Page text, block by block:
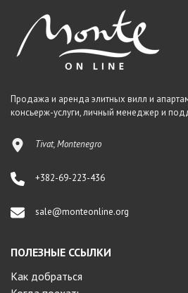
Продажа и аренда элитных вилл и
консьерж-услуги, личный менеджер и
Tivat, Montenegro
+382-69-223-436
sale@monteonline.org
ПОЛЕЗНЫЕ ССЫЛКИ
Как добраться